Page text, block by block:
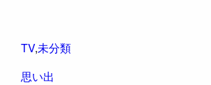
TV,未分類
思い出